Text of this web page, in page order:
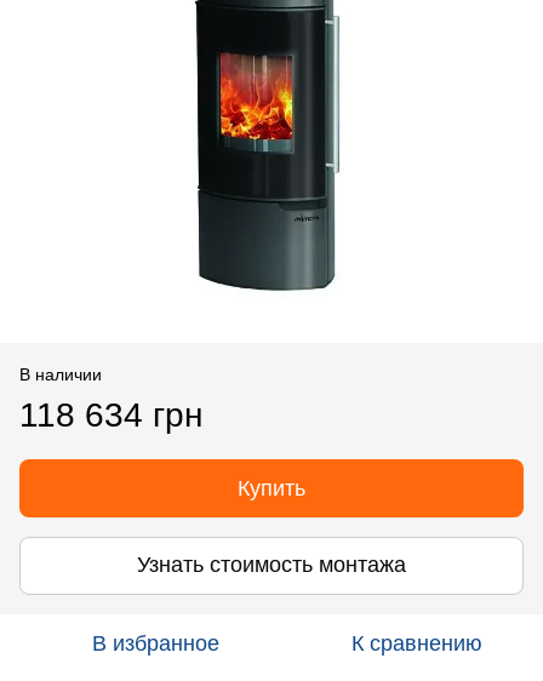
В наличии
118 634 грн
Купить
Узнать стоимость монтажа
В избранное К сравнению